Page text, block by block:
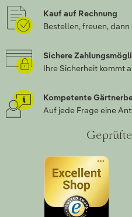
Kauf auf Rechnung
Bestellen, freuen,
Sichere
Ihre Sicherheit kommt
Kompetente
Auf jede Frage eine